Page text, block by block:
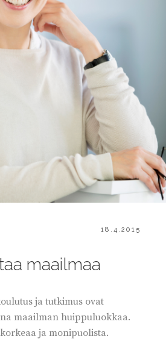
POSTED
18.4.2015
maailmaa
ja tutkimus ovat
maailman huippuluokkaa.
ja monipuolista.